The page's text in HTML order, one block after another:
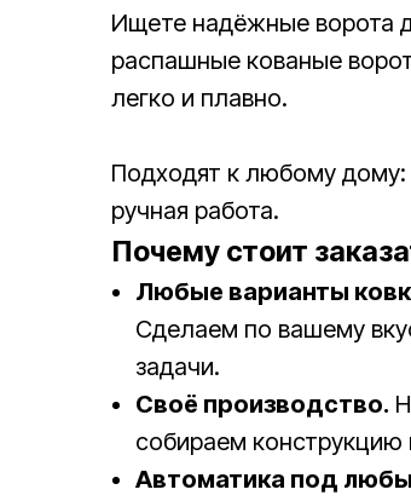
Ищете надёжные ворота
распашные кованые
легко и плавно.
Подходят к любому дому:
ручная работа.
Почему стоит
Любые варианты
Сделаем по вашему
задачи.
Своё производство.
собираем
Автоматика под